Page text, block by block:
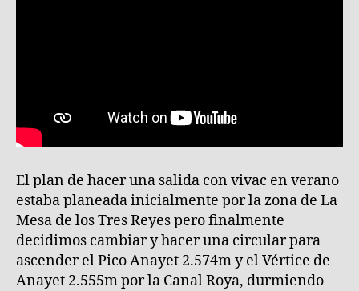
bajar
(Huesca)
El plan de hacer una salida con vivac en verano
estaba planeada inicialmente por la zona de La
Mesa de los Tres Reyes pero finalmente
decidimos cambiar y hacer una circular para
ascender el Pico Anayet 2.574m y el Vértice de
Anayet 2.555m por la Canal Roya, durmiendo